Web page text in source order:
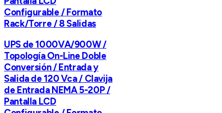
Configurable / Formato
Rack/Torre / 8 Salidas
UPS de 1000VA/900W /
Topología On-Line Doble
Conversión / Entrada y
Salida de 120 Vca / Clavija
de Entrada NEMA 5-20P /
Pantalla LCD